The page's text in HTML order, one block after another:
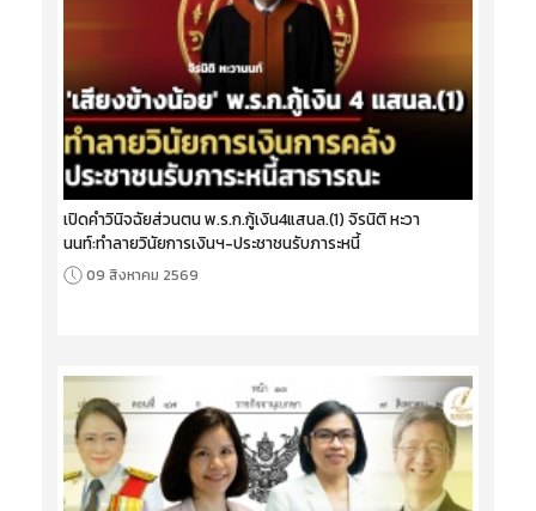
เปิดคำวินิจฉัยส่วนตน พ.ร.ก.กู้เงิน4แสนล.(1) จิรนิติ หะวา
นนท์:ทำลายวินัยการเงินฯ-ประชาชนรับภาระหนี้
09 สิงหาคม 2569